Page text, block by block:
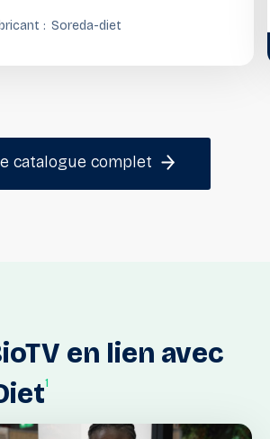
: Soreda-diet
catalogue complet
en lien avec
1